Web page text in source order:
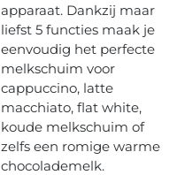
apparaat. Dankzij maar
liefst 5 functies maak je
eenvoudig het perfecte
melkschuim voor
cappuccino, latte
macchiato, flat white,
koude melkschuim of
zelfs een romige warme
chocolademelk.